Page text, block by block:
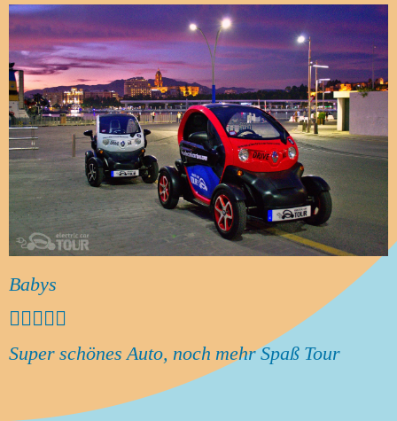
Babys

Super schönes Auto, noch mehr Spaß Tour